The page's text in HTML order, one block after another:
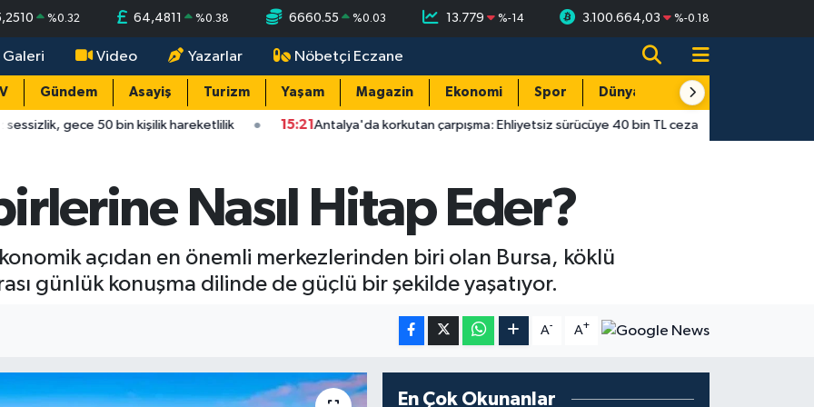
%0.32 64,4811 %0.38 6660.55 %0.03 13.779 %-14 3.100.664,03 %-0.18
Galeri Video Yazarlar Nöbetçi Eczane
Gündem Asayiş Turizm Yaşam Magazin Ekonomi Spor Dünya Resmi Reklamlar
50 bin kişilik hareketlilik 15:21Antalya'da korkutan çarpışma: Ehliyetsiz sürücüye 40 bin TL ceza 14:55Antalya’da
Nasıl Hitap Eder?
açıdan en önemli merkezlerinden biri olan Bursa, köklü
günlük konuşma dilinde de güçlü bir şekilde yaşatıyor.
A- A+
En Çok Okunanlar